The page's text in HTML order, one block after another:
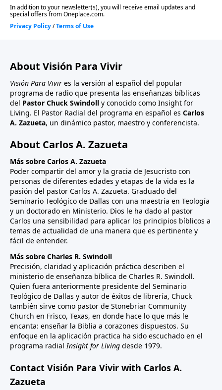
About Visión Para Vivir
Visión Para Vivir es la versión al español del popular
programa de radio que presenta las enseñanzas bíblicas
del Pastor Chuck Swindoll y conocido como Insight for
Living. El Pastor Radial del programa en español es Carlos
A. Zazueta, un dinámico pastor, maestro y conferencista.
About Carlos A. Zazueta
Más sobre Carlos A. Zazueta
Poder compartir del amor y la gracia de Jesucristo con
personas de diferentes edades y etapas de la vida es la
pasión del pastor Carlos A. Zazueta. Graduado del
Seminario Teológico de Dallas con una maestría en Teología
y un doctorado en Ministerio. Dios le ha dado al pastor
Carlos una sensibilidad para aplicar los principios bíblicos a
temas de actualidad de una manera que es pertinente y
fácil de entender.
Más sobre Charles R. Swindoll
Precisión, claridad y aplicación práctica describen el
ministerio de enseñanza bíblica de Charles R. Swindoll.
Quien fuera anteriormente presidente del Seminario
Teológico de Dallas y autor de éxitos de librería, Chuck
también sirve como pastor de Stonebriar Community
Church en Frisco, Texas, en donde hace lo que más le
encanta: enseñar la Biblia a corazones dispuestos. Su
enfoque en la aplicación practica ha sido escuchado en el
programa radialInsight for Living desde 1979.
Contact Visión Para Vivir with Carlos A.
Zazueta